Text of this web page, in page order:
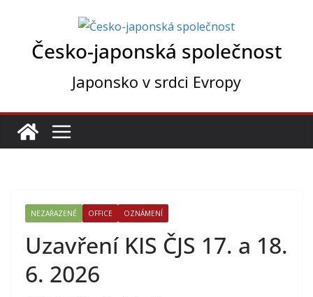
Česko-japonská společnost
Japonsko v srdci Evropy
NEZAŘAZENÉ OFFICE OZNÁMENÍ
Uzavření KIS ČJS 17. a 18.
6. 2026